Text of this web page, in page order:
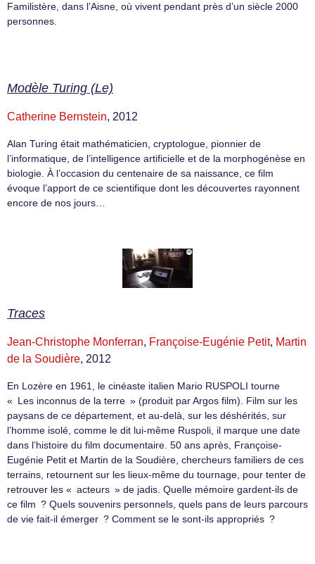
Familistère, dans l’Aisne, où vivent pendant près d’un siècle 2000
personnes.
Modèle Turing (Le)
Catherine Bernstein, 2012
Alan Turing était mathématicien, cryptologue, pionnier de
l’informatique, de l’intelligence artificielle et de la morphogénèse en
biologie. À l’occasion du centenaire de sa naissance, ce film
évoque l’apport de ce scientifique dont les découvertes rayonnent
encore de nos jours…
Traces
Jean-Christophe Monferran, Françoise-Eugénie Petit, Martin
de la Soudière, 2012
En Lozère en 1961, le cinéaste italien Mario RUSPOLI tourne
« Les inconnus de la terre » (produit par Argos film). Film sur les
paysans de ce département, et au-delà, sur les déshérités, sur
l’homme isolé, comme le dit lui-même Ruspoli, il marque une date
dans l’histoire du film documentaire. 50 ans après, Françoise-
Eugénie Petit et Martin de la Soudière, chercheurs familiers de ces
terrains, retournent sur les lieux-même du tournage, pour tenter de
retrouver les « acteurs » de jadis. Quelle mémoire gardent-ils de
ce film ? Quels souvenirs personnels, quels pans de leurs parcours
de vie fait-il émerger ? Comment se le sont-ils appropriés ?